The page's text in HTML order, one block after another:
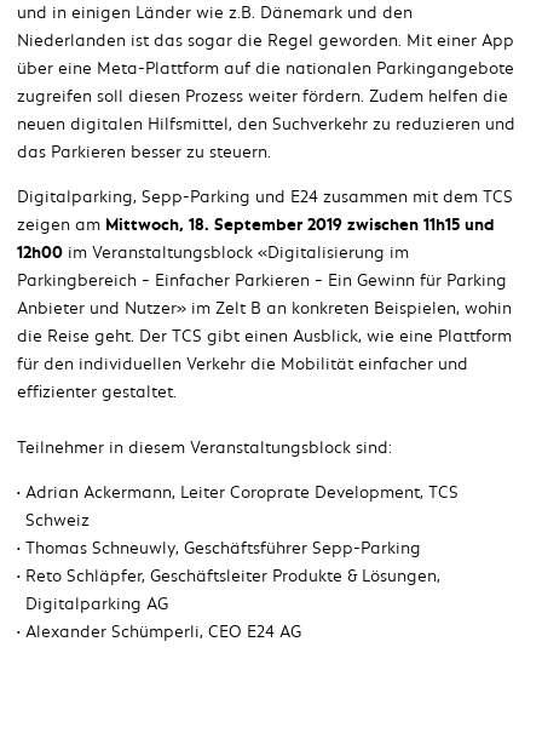
und in einigen Länder wie z.B. Dänemark und den
Niederlanden ist das sogar die Regel geworden. Mit einer App
über eine Meta-Plattform auf die nationalen Parkingangebote
zugreifen soll diesen Prozess weiter fördern. Zudem helfen die
neuen digitalen Hilfsmittel, den Suchverkehr zu reduzieren und
das Parkieren besser zu steuern.
Digitalparking, Sepp-Parking und E24 zusammen mit dem TCS
zeigen am Mittwoch, 18. September 2019 zwischen 11h15 und
12h00 im Veranstaltungsblock «Digitalisierung im
Parkingbereich – Einfacher Parkieren – Ein Gewinn für Parking
Anbieter und Nutzer» im Zelt B an konkreten Beispielen, wohin
die Reise geht. Der TCS gibt einen Ausblick, wie eine Plattform
für den individuellen Verkehr die Mobilität einfacher und
effizienter gestaltet.
Teilnehmer in diesem Veranstaltungsblock sind:
Adrian Ackermann, Leiter Coroprate Development, TCS
Schweiz
Thomas Schneuwly, Geschäftsführer Sepp-Parking
Reto Schläpfer, Geschäftsleiter Produkte & Lösungen,
Digitalparking AG
Alexander Schümperli, CEO E24 AG